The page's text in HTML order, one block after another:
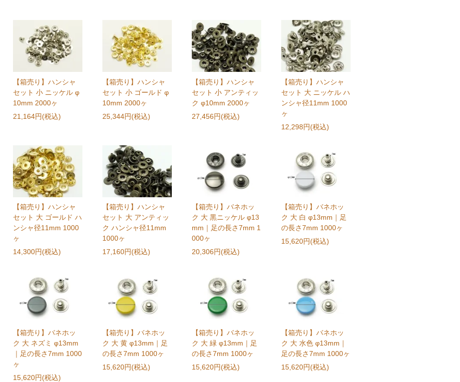
【箱売り】ハンシャ
セット 小 ニッケル φ
10mm 2000ヶ
21,164円(税込)
【箱売り】ハンシャ
セット 小 ゴールド φ
10mm 2000ヶ
25,344円(税込)
【箱売り】ハンシャ
セット 小 アンティッ
ク φ10mm 2000ヶ
27,456円(税込)
【箱売り】ハンシャ
セット 大 ニッケル ハ
ンシャ径11mm 1000
ヶ
12,298円(税込)
【箱売り】ハンシャ
セット 大 ゴールド ハ
ンシャ径11mm 1000
ヶ
14,300円(税込)
【箱売り】ハンシャ
セット 大 アンティッ
ク ハンシャ径11mm
1000ヶ
17,160円(税込)
【箱売り】バネホッ
ク 大 黒ニッケル φ13
mm｜足の長さ7mm 1
000ヶ
20,306円(税込)
【箱売り】バネホッ
ク 大 白 φ13mm｜足
の長さ7mm 1000ヶ
15,620円(税込)
【箱売り】バネホッ
ク 大 ネズミ φ13mm
｜足の長さ7mm 1000
ヶ
15,620円(税込)
【箱売り】バネホッ
ク 大 黄 φ13mm｜足
の長さ7mm 1000ヶ
15,620円(税込)
【箱売り】バネホッ
ク 大 緑 φ13mm｜足
の長さ7mm 1000ヶ
15,620円(税込)
【箱売り】バネホッ
ク 大 水色 φ13mm｜
足の長さ7mm 1000ヶ
15,620円(税込)